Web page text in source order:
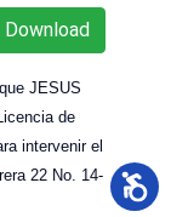
Download
JESUS
de
intervenir el
22 No. 14-